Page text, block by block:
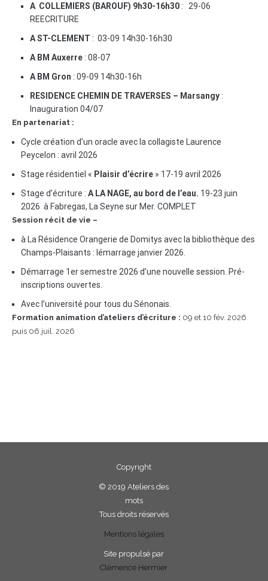
A COLLEMIERS (BAROUF) 9h30-16h30 : 29-06
REECRITURE
A ST-CLEMENT : 03-09 14h30-16h30
A BM Auxerre : 08-07
A BM Gron : 09-09 14h30-16h
RESIDENCE CHEMIN DE TRAVERSES – Marsangy :
Inauguration 04/07
En partenariat :
Cycle création d’un oracle avec la collagiste Laurence
Peycelon : avril 2026
Stage résidentiel « Plaisir d’écrire » 17-19 avril 2026
Stage d’écriture : A LA NAGE, au bord de l’eau. 19-23 juin
2026 à Fabregas, La Seyne sur Mer. COMPLET
Session récit de vie –
à La Résidence Orangerie de Domitys avec la bibliothèque des
Champs-Plaisants : lémarrage janvier 2026.
Démarrage 1er semestre 2026 d’une nouvelle session. Pré-
inscriptions ouvertes.
Avec l’université pour tous du Sénonais.
Formation animation d’ateliers d’écriture : 09 et 10 fév. 2026
puis 06 juil. 2026
Copyright
© 2019 Ateliers des
mots
Tous droits réservés
Mentions légales
Site propulsé par
Clémence Hermier